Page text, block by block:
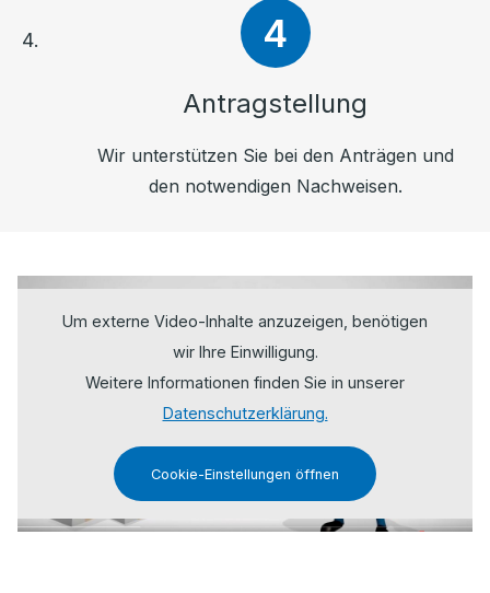
Antragstellung
Wir unterstützen Sie bei den Anträgen und
den notwendigen Nachweisen.
Um externe Video-Inhalte anzuzeigen, benötigen
wir Ihre Einwilligung.
Weitere Informationen finden Sie in unserer
Datenschutzerklärung.
Cookie-Einstellungen öffnen